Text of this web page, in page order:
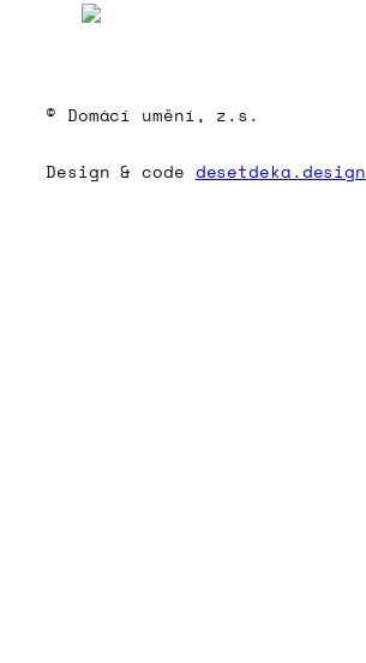
© Domácí umění, z.s.
Design & code desetdeka.design